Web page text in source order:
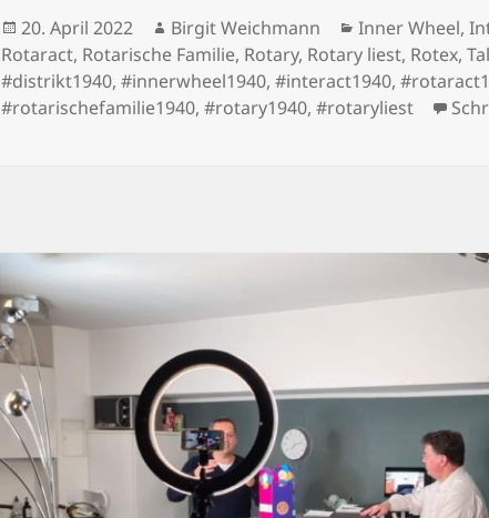
Veröffentlicht
am
20. April 2022 Autor
Birgit Weichmann Kategorien
Inner Wheel,
Rotaract, Rotarische Familie, Rotary, Rotary liest, Rotex,
#distrikt1940,#innerwheel1940,#interact1940,
#rotarischefamilie1940,#rotary1940,#rotaryliest